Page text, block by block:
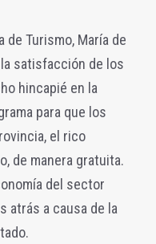
de Turismo, María de
satisfacción de los
hincapié en la
para que los
el rico
de manera gratuita.
del sector
atrás a causa de la